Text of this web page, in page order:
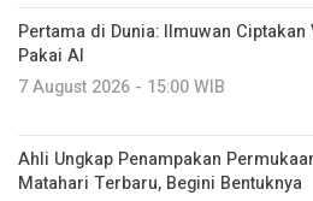
Pertama di Dunia: Ilmuwan Ciptakan
Pakai AI
7 August 2026 - 15:00 WIB
Ahli Ungkap Penampakan
Matahari Terbaru, Begini Bentuknya